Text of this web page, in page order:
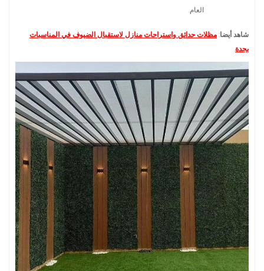
العام.
شاهد أيضا:مظلات حدائق واستراحات منازل لاستقبال الضيوف في المناسبات
بجدة.